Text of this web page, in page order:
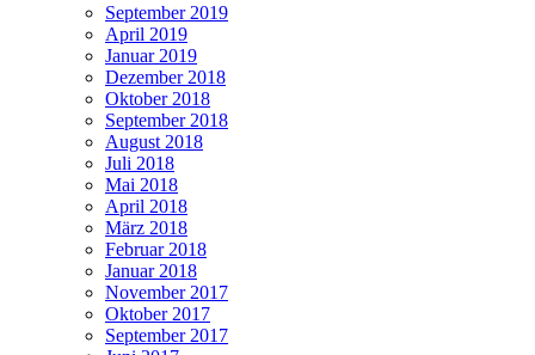
September 2019
April 2019
Januar 2019
Dezember 2018
Oktober 2018
September 2018
August 2018
Juli 2018
Mai 2018
April 2018
März 2018
Februar 2018
Januar 2018
November 2017
Oktober 2017
September 2017